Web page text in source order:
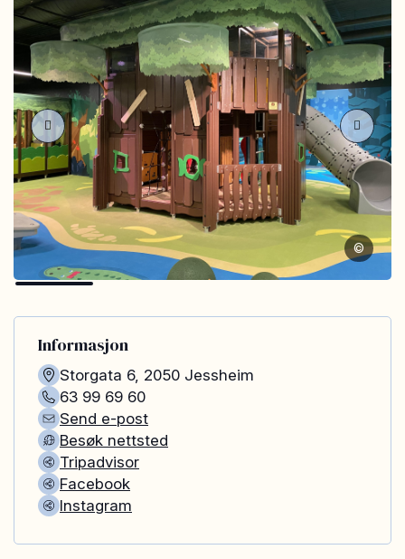
©
Informasjon
Storgata 6, 2050 Jessheim
63 99 69 60
Send e-post
Besøk nettsted
Tripadvisor
Facebook
Instagram